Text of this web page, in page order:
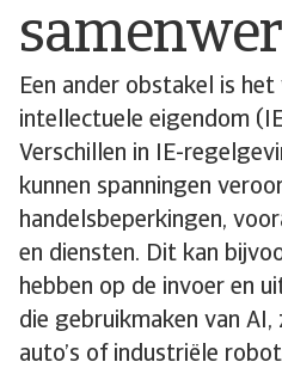
Een ander obstakel is
intellectuele eigendom
Verschillen in IE-
kunnen spanningen
handelsbeperkingen,
en diensten. Dit kan
hebben op de invoer en
die gebruikmaken van
auto’s of industriële